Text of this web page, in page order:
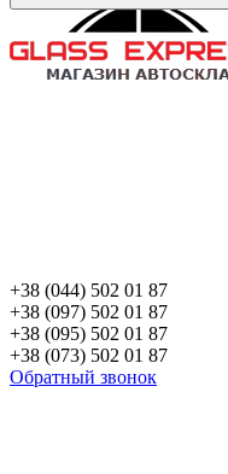
+38 (044) 502 01 87
+38 (097) 502 01 87
+38 (095) 502 01 87
+38 (073) 502 01 87
Обратный звонок